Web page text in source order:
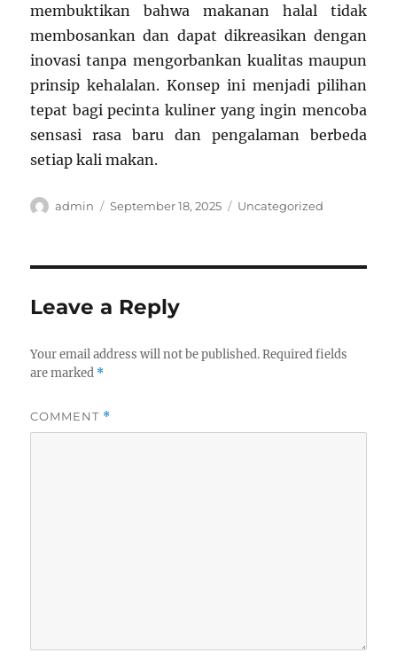
membuktikan bahwa makanan halal tidak
membosankan dan dapat dikreasikan dengan
inovasi tanpa mengorbankan kualitas maupun
prinsip kehalalan. Konsep ini menjadi pilihan
tepat bagi pecinta kuliner yang ingin mencoba
sensasi rasa baru dan pengalaman berbeda
setiap kali makan.
Author
admin
Posted
September 18, 2025 Categories
Uncategorized
Leave a Reply
Your email address will not be published. Required fields
are marked *
COMMENT *